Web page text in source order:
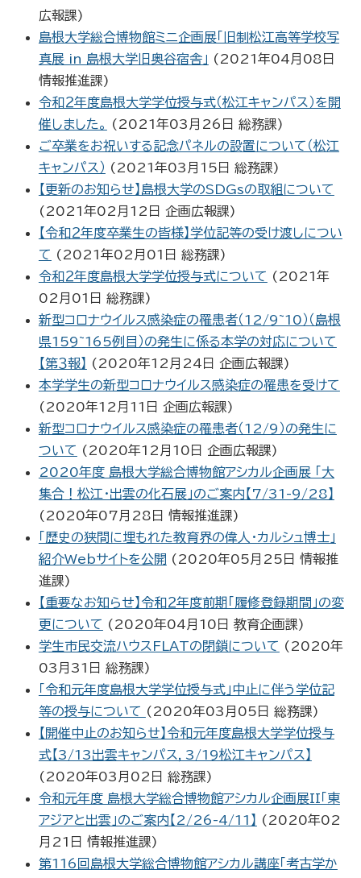
広報課)
島根大学総合博物館ミニ企画展「旧制松江高等学校写
真展 in 島根大学旧奥谷宿舎」 ( 2021年04月08日
情報推進課)
令和２年度島根大学学位授与式（松江キャンパス）を開
催しました。
( 2021年03月26日 総務課)
ご卒業をお祝いする記念パネルの設置について（松江
キャンパス） ( 2021年03月15日 総務課)
【更新のお知らせ】島根大学のSDGsの取組について
( 2021年02月12日 企画広報課)
【令和２年度卒業生の皆様】学位記等の受け渡しについ
て ( 2021年02月01日 総務課)
令和２年度島根大学学位授与式について ( 2021年
02月01日 総務課)
新型コロナウイルス感染症の罹患者（12/9~10）（島根
県159~165例目）の発生に係る本学の対応について
【第３報】
( 2020年12月24日 企画広報課)
本学学生の新型コロナウイルス感染症の罹患を受けて
( 2020年12月11日 企画広報課)
新型コロナウイルス感染症の罹患者（12/9）の発生に
ついて ( 2020年12月10日 企画広報課)
2020年度 島根大学総合博物館アシカル企画展 「大
集合！松江・出雲の化石展」のご案内【7/31-9/28】
( 2020年07月28日 情報推進課)
「歴史の狭間に埋もれた教育界の偉人・カルシュ博士」
紹介Webサイトを公開 ( 2020年05月25日 情報推
進課)
【重要なお知らせ】令和２年度前期「履修登録期間」の変
更について ( 2020年04月10日 教育企画課)
学生市民交流ハウスFLATの閉鎖について ( 2020年
03月31日 総務課)
「令和元年度島根大学学位授与式」中止に伴う学位記
等の授与について ( 2020年03月05日 総務課)
【開催中止のお知らせ】令和元年度島根大学学位授与
式【3/13出雲キャンパス，3/19松江キャンパス】
( 2020年03月02日 総務課)
令和元年度 島根大学総合博物館アシカル企画展II「東
アジアと出雲」のご案内【2/26-4/11】
( 2020年02
月21日 情報推進課)
第116回島根大学総合博物館アシカル講座「考古学か